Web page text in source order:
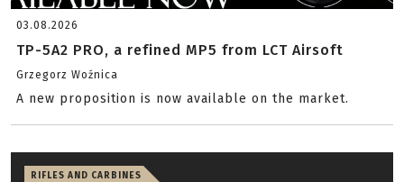
03.08.2026
TP-5A2 PRO, a refined MP5 from LCT Airsoft
Grzegorz Woźnica
A new proposition is now available on the market.
RIFLES AND CARBINES